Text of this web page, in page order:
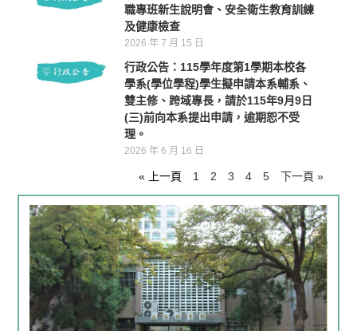
職專班新生說明會、安全衛生教育訓練
及健康檢查
2026 年 7 月 15 日
行政公告：115學年度第1學期本校各
學系(學位學程)學生擬申請本系輔系、
雙主修、跨域專長，請於115年9月9日
(三)前向本系提出申請，逾期恕不受
理。
2026 年 6 月 16 日
« 上一頁 1 2 3 4 5 下一頁 »